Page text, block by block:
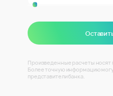
Произведенные расчеты носят
Более точную информацию
представители банка.